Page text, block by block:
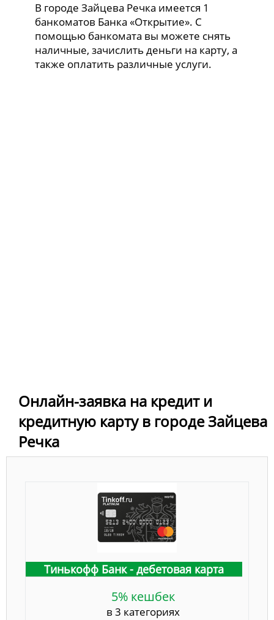
В городе Зайцева Речка имеется 1
банкоматов Банка «Открытие». С
помощью банкомата вы можете снять
наличные, зачислить деньги на карту, а
также оплатить различные услуги.
Онлайн-заявка на кредит и
кредитную карту в городе Зайцева
Речка
Тинькофф Банк - дебетовая карта
5% кешбек
в 3 категориях